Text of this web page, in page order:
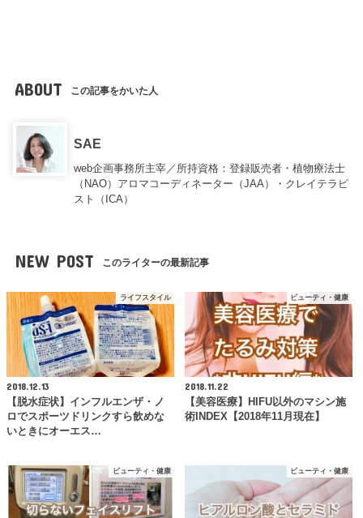
ABOUT この記事をかいた人
SAE
web企画事務所主宰／所持資格：登録販売者・植物療法士
（NAO）アロマコーディネーター（JAA）・クレイテラピ
スト（ICA）
NEW POST このライターの最新記事
ライフスタイル
2018.12.13
【脱水症状】インフルエンザ・ノ
ロでスポーツドリンクすら飲めな
いときにオーエス…
ビューティ・健康
2018.11.22
【美容医療】HIFU以外のマシン施
術INDEX【2018年11月現在】
ビューティ・健康 ビューティ・健康